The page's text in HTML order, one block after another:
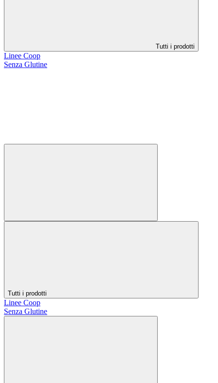
Tutti i prodotti
Linee Coop
Senza Glutine
Tutti i prodotti
Linee Coop
Senza Glutine